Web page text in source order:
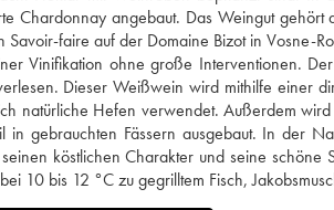
angebaut. Das Weingut gehört
faire auf der Domaine Bizot in Vosne-
Vinifikation ohne große Interventionen.
Dieser Weißwein wird mithilfe einer
natürliche Hefen verwendet. Außerdem
gebrauchten Fässern ausgebaut. In der
köstlichen Charakter und seine schöne
10 bis 12 °C zu gegrilltem Fisch,